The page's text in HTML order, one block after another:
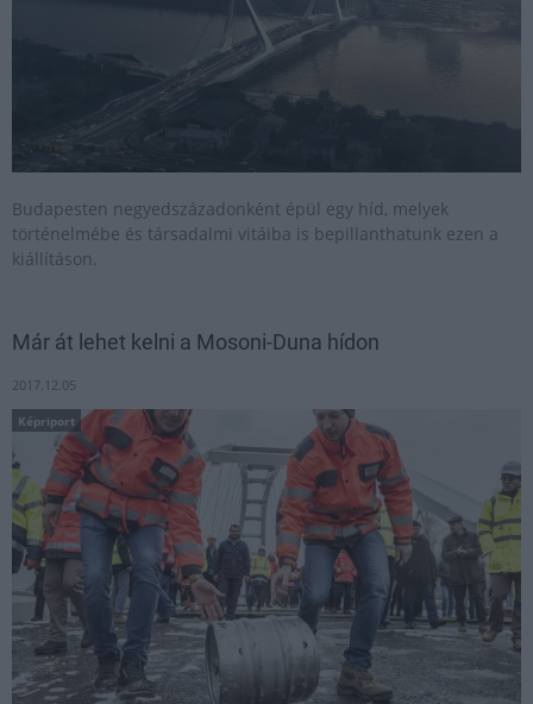
Budapesten negyedszázadonként épül egy híd, melyek
történelmébe és társadalmi vitáiba is bepillanthatunk ezen a
kiállításon.
Már át lehet kelni a Mosoni-Duna hídon
2017.12.05
Képriport